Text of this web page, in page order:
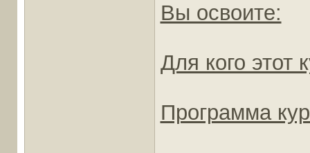
Вы освоите:
Для кого этот
Программа